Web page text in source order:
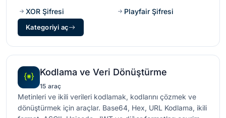
XOR Şifresi Playfair Şifresi
Kategoriyi aç
Kodlama ve Veri Dönüştürme
15 araç
Metinleri ve ikili verileri kodlamak, kodlarını çözmek ve
dönüştürmek için araçlar. Base64, Hex, URL Kodlama, ikili